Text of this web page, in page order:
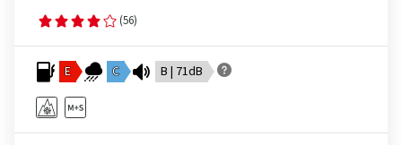
(56)
E C B | 71dB